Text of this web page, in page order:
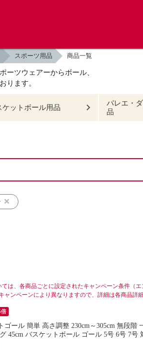
スポーツ用品 商品一覧
ーツウェアーからボール、
ります。
ケットボール用品
バレエ・
品
は、各商品ごとに設定されたキャンペーン条件（
ンペーンにより異なりますので、詳細は各商品詳
倍
ゴール 簡単 高さ調整 230cm～305cm 無段
45cm バスケットボール ゴール 5号 6号 7